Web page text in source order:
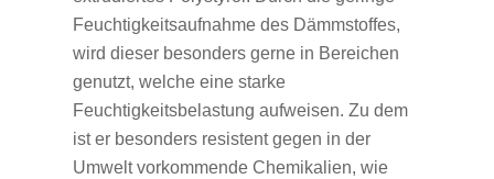
Feuchtigkeitsaufnahme des Dämmstoffes,
wird dieser besonders gerne in Bereichen
genutzt, welche eine starke
Feuchtigkeitsbelastung aufweisen. Zu dem
ist er besonders resistent gegen in der
Umwelt vorkommende Chemikalien, wie